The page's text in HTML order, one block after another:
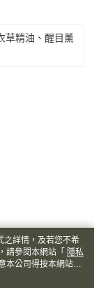
草精油、醒目薰
之詳情，及若您不希
請參閱本網站「 隱私
本公司得按本網站使